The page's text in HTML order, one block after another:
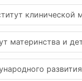
клинической
материнства и
развития